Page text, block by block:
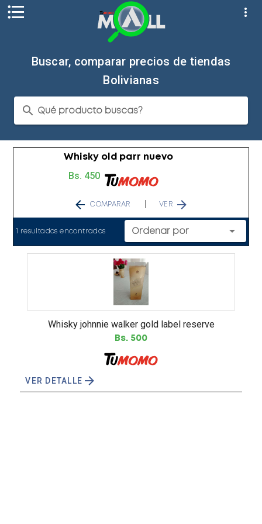
Buscar, comparar precios de tiendas
Bolivianas
Qué producto buscas?
Whisky old parr nuevo
Bs. 450
COMPARAR VER
1 resultados encontrados Ordenar por
whisky johnnie walker gold label reserve
Bs. 500
VER DETALLE